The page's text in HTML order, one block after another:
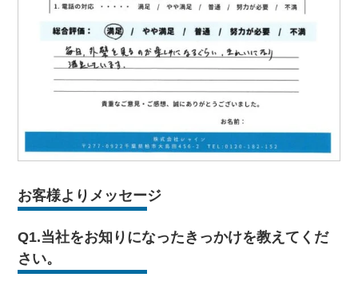
お客様よりメッセージ
Q1.当社をお知りになったきっかけを教えてくだ
さい。